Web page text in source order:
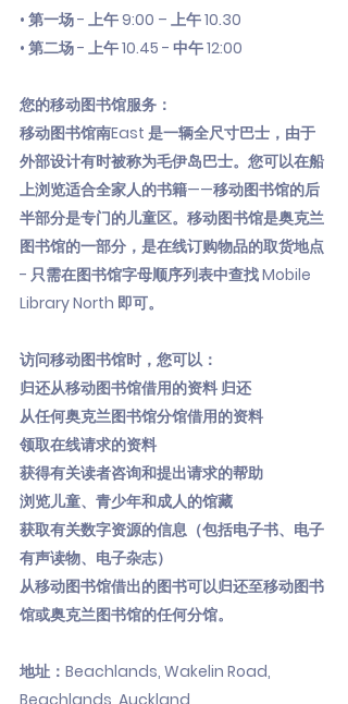
• 第一场 - 上午 9:00 – 上午 10.30
• 第二场 - 上午 10.45 - 中午 12:00
您的移动图书馆服务：
移动图书馆南East 是一辆全尺寸巴士，由于
外部设计有时被称为毛伊岛巴士。您可以在船
上浏览适合全家人的书籍——移动图书馆的后
半部分是专门的儿童区。移动图书馆是奥克兰
图书馆的一部分，是在线订购物品的取货地点
- 只需在图书馆字母顺序列表中查找 Mobile
Library North 即可。
访问移动图书馆时，您可以：
归还从移动图书馆借用的资料 归还
从任何奥克兰图书馆分馆借用的资料
领取在线请求的资料
获得有关读者咨询和提出请求的帮助
浏览儿童、青少年和成人的馆藏
获取有关数字资源的信息（包括电子书、电子
有声读物、电子杂志）
从移动图书馆借出的图书可以归还至移动图书
馆或奥克兰图书馆的任何分馆。
地址：Beachlands, Wakelin Road,
Beachlands, Auckland